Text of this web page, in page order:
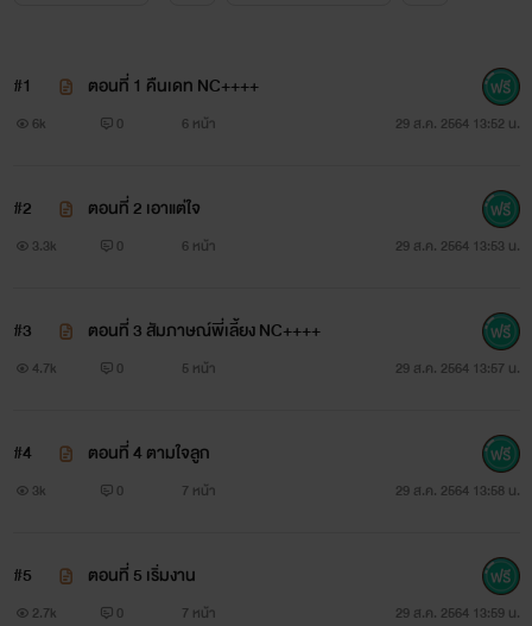
มาดนิ่ง เร้าร้อนพร้อมกระเเทก"
/////////////////////////////////////////
#####อันดานี มนต์ธิกานต์ หรือ อันดา อายุ 25 ปี#####
เธอชอบเด็ก ชอบสอนหนังสือ อยากเป็นครูด้วยความที่ต้องส่งตัว
จบการศึกษาภายใน 4 ปี ไม่อย่างนั้นเธอจะต้องลำบากกว่าเดิม
"ในบ้านเรียบร้อย ตัวจริง เอ็กซ์ เซ็กซี่ ชอบอ่อย เร้าร้อนพร้อม
#1 ตอนที่ 1 คืนเดท NC++++
6k 0 6 หน้า 29 ส.ค. 2564 13:52 น.
#2 ตอนที่ 2 เอาแต่ใจ
3.3k 0 6 หน้า 29 ส.ค. 2564 13:53 น.
#3 ตอนที่ 3 สัมภาษณ์พี่เลี้ยง NC++++
4.7k 0 5 หน้า 29 ส.ค. 2564 13:57 น.
#4 ตอนที่ 4 ตามใจลูก
3k 0 7 หน้า 29 ส.ค. 2564 13:58 น.
#5 ตอนที่ 5 เริ่มงาน
2.7k 0 7 หน้า 29 ส.ค. 2564 13:59 น.